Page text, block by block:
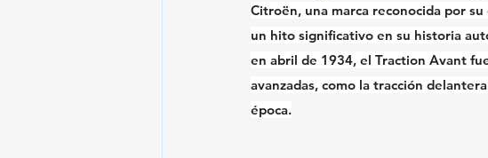
Citroën, una marca reconocida por
un hito significativo en su historia
en abril de 1934, el Traction Avant
avanzadas, como la tracción
época.